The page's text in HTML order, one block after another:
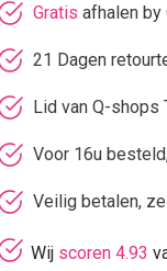
Gratis afhalen by
21 Dagen
Lid van Q-shops
Voor 16u
Veilig betalen,
Wijscoren 4.93